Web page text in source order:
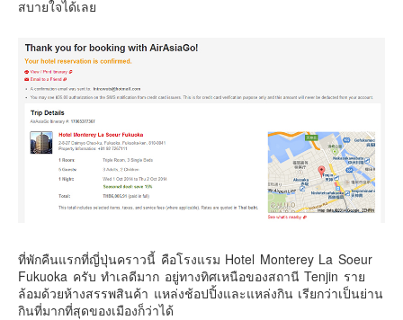
สบายใจได้เลย
ที่พักคืนแรกที่ญี่ปุ่นคราวนี้ คือโรงแรม Hotel Monterey La Soeur
Fukuoka ครับ ทำเลดีมาก อยู่ทางทิศเหนือของสถานี Tenjin ราย
ล้อมด้วยห้างสรรพสินค้า แหล่งช้อปปิ้งและแหล่งกิน เรียกว่าเป็นย่าน
กินที่มากที่สุดของเมืองก็ว่าได้